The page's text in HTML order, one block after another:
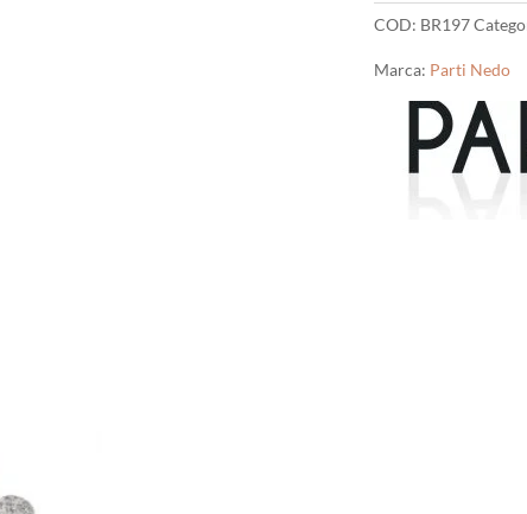
COD: BR197
Marca: Parti Nedo